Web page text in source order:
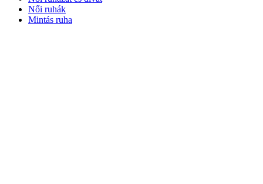
Női ruhák
Mintás ruha